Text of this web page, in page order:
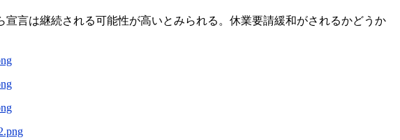
言は継続される可能性が高いとみられる。休業要請緩和がされるかどうか